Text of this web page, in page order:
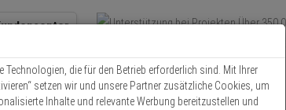
nutzen
- 14:00 Uhr
Über
Über 15 Jahre
Schneller Versand
die für den Betrieb erforderlich sind. Mit Ihrer
setzen wir und unsere Partner zusätzliche Cookies, um
Inhalte und relevante Werbung bereitzustellen und